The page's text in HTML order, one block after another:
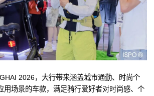
2026，大行带来涵盖城市通勤、时尚个
用场景的车款，满足骑行爱好者对时尚感、个